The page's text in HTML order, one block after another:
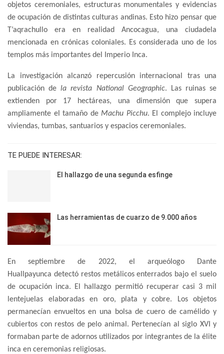
objetos ceremoniales, estructuras monumentales y evidencias
de ocupación de distintas culturas andinas. Esto hizo pensar que
T’aqrachullo era en realidad Ancocagua, una ciudadela
mencionada en crónicas coloniales. Es considerada uno de los
templos más importantes del Imperio Inca.
La investigación alcanzó repercusión internacional tras una
publicación dela revista National Geographic. Las ruinas se
extienden por 17 hectáreas, una dimensión que supera
ampliamente el tamaño de Machu Picchu. El complejo incluye
viviendas, tumbas, santuarios y espacios ceremoniales.
TE PUEDE INTERESAR:
El hallazgo de una segunda esfinge
Las herramientas de cuarzo de 9.000 años
En septiembre de 2022, el arqueólogo Dante
Huallpayunca detectó restos metálicos enterrados bajo el suelo
de ocupación inca. El hallazgo permitió recuperar casi 3 mil
lentejuelas elaboradas en oro, plata y cobre. Los objetos
permanecían envueltos en una bolsa de cuero de camélido y
cubiertos con restos de pelo animal. Pertenecían al siglo XVI y
formaban parte de adornos utilizados por integrantes de la élite
inca en ceremonias religiosas.